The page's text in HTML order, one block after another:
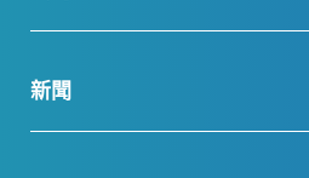
新聞